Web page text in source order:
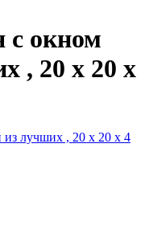
с окном
, 20 х 20 х